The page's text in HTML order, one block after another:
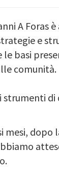
A
e
le basi
comunità.
strumenti
mesi,